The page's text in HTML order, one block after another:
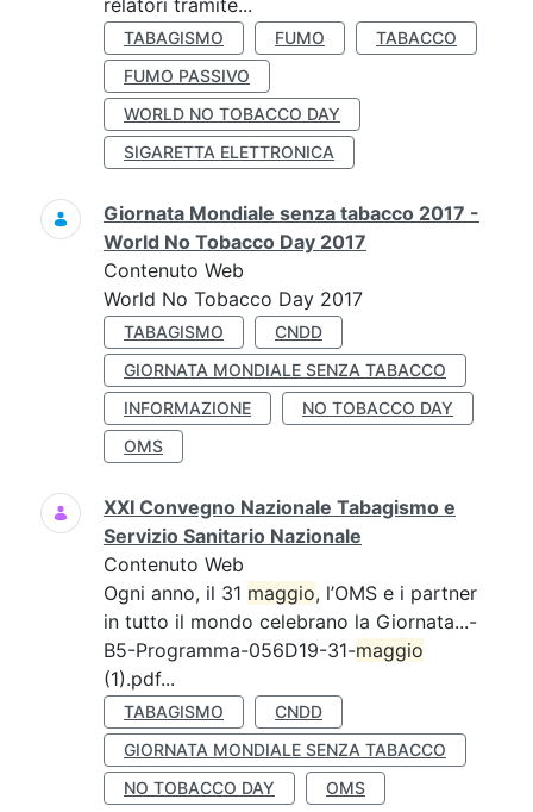
relatori tramite...
TABAGISMO FUMO
TABACCO
FUMO PASSIVO
WORLD NO TOBACCO DAY
SIGARETTA ELETTRONICA
Giornata Mondiale senza tabacco 2017 -
World No Tobacco Day 2017
Contenuto Web
World No Tobacco Day 2017
TABAGISMO
CNDD
GIORNATA MONDIALE SENZA TABACCO
INFORMAZIONE
NO TOBACCO DAY
OMS
XXI Convegno Nazionale Tabagismo e
Servizio Sanitario Nazionale
Contenuto Web
Ogni anno, il 31 maggio, l’OMS e i partner
in tutto il mondo celebrano la Giornata...-
B5-Programma-056D19-31-maggio
(1).pdf...
TABAGISMO
CNDD
GIORNATA MONDIALE SENZA TABACCO
NO TOBACCO DAY
OMS